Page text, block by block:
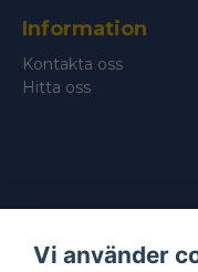
Information
Kontakta oss
Hitta oss
Vi använder